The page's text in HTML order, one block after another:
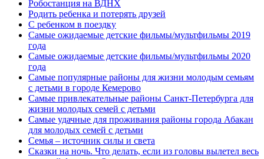
Робостанция на ВДНХ
Родить ребенка и потерять друзей
С ребенком в поездку
Самые ожидаемые детские фильмы/мультфильмы 2019
года
Самые ожидаемые детские фильмы/мультфильмы 2020
года
Самые популярные районы для жизни молодым семьям
с детьми в городе Кемерово
Самые привлекательные районы Санкт-Петербурга для
жизни молодых семей с детьми
Самые удачные для проживания районы города Абакан
для молодых семей с детьми
Семья – источник силы и света
Сказки на ночь. Что делать, если из головы вылетел весь